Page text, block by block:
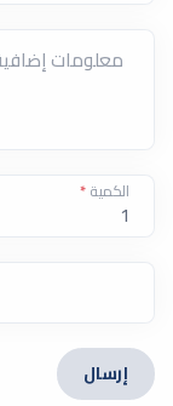
معلومات إضافية
الكمية*
إرسال